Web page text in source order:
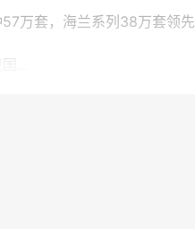
万套，海兰系列38万套领先